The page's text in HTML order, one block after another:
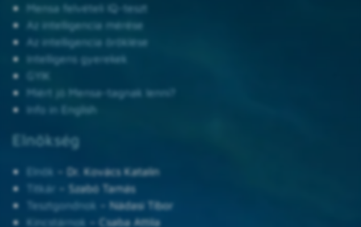
Mensa felvételi IQ-teszt
Az intelligencia mérése
Az intelligencia öröklése
Intelligens gyerekek
GYIK
Miért jó Mensa-tagnak lenni?
Info in English
Elnökség
Elnök – Dr. Kovács Katalin
Titkár – Szabó Tamás
Tesztgondnok
– Nádasi Tibor
Kincstárnok – Csaba Attila